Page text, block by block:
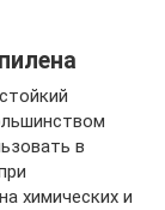
в
химических и